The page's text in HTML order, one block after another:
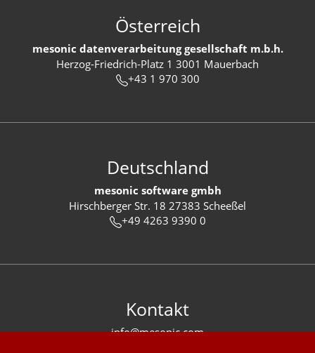
Österreich
mesonic datenverarbeitung gesellschaft m.b.h.
Herzog-Friedrich-Platz 1 3001 Mauerbach
+43 1 970 300
Deutschland
mesonic software gmbh
Hirschberger Str. 18 27383 Scheeßel
+49 4263 9390 0
Kontakt
info@mesonic.com